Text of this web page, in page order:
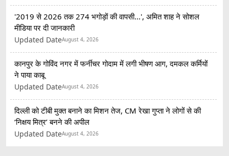
'2019 से 2026 तक 274 भगोड़ों की वापसी...', अमित शाह ने सोशल
मीडिया पर दी जानकारी
Updated DateAugust 4, 2026
कानपुर के गोविंद नगर में फर्नीचर गोदाम में लगी भीषण आग, दमकल कर्मियों
ने पाया काबू
Updated DateAugust 4, 2026
दिल्ली को टीबी मुक्त बनाने का मिशन तेज, CM रेखा गुप्ता ने लोगों से की
‘निक्षय मित्र’ बनने की अपील
Updated DateAugust 4, 2026